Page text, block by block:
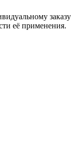
заказу
её применения.